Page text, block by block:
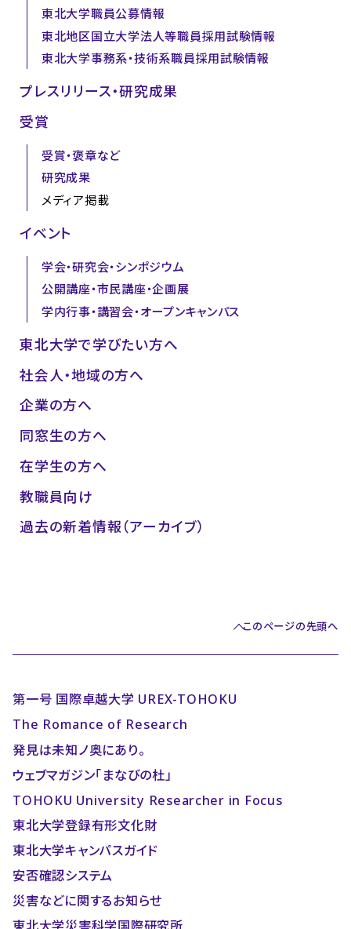
東北大学職員公募情報
東北地区国立大学法人等職員採用試験情報
東北大学事務系・技術系職員採用試験情報
プレスリリース・研究成果
受賞
受賞・褒章など
研究成果
メディア掲載
イベント
学会・研究会・シンポジウム
公開講座・市民講座・企画展
学内行事・講習会・オープンキャンパス
東北大学で学びたい方へ
社会人・地域の方へ
企業の方へ
同窓生の方へ
在学生の方へ
教職員向け
過去の新着情報（アーカイブ）
このページの先頭へ
第一号 国際卓越大学 UREX-TOHOKU
The Romance of Research
発見は未知ノ奥にあり。
ウェブマガジン「まなびの杜」
TOHOKU University Researcher in Focus
東北大学登録有形文化財
東北大学キャンパスガイド
安否確認システム
災害などに関するお知らせ